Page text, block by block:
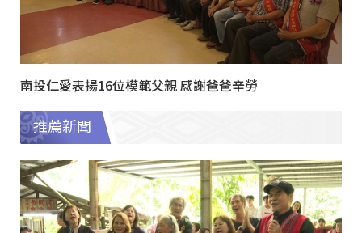
南投仁愛表揚16位模範父親 感謝爸爸辛勞
推薦新聞